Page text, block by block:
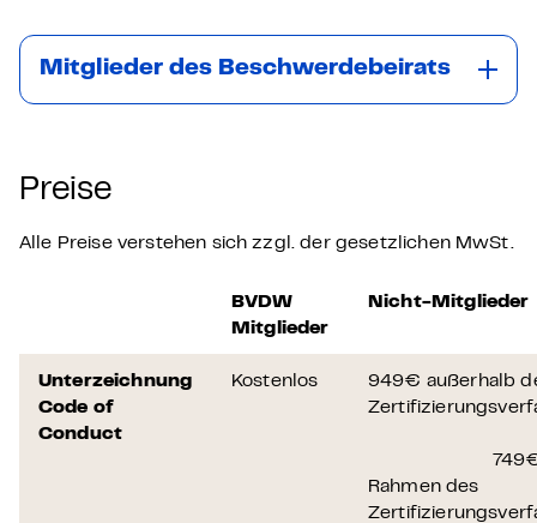
Mitglieder des Beschwerdebeirats
Preise
Alle Preise verstehen sich zzgl. der gesetzlichen MwSt.
BVDW
Mitglieder
Nicht-Mitglieder
Unterzeichnung
Code of
Conduct
Kostenlos
949€ außerhalb
Rahmen des